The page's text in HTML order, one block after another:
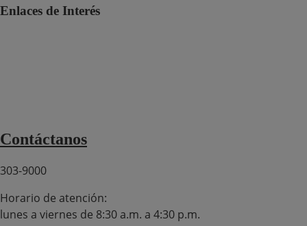
Enlaces de Interés
Contáctanos
303-9000
Horario de atención:
lunes a viernes de 8:30 a.m. a 4:30 p.m.